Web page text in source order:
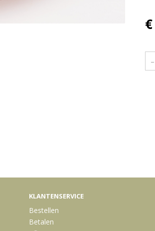
–
KLANTENSERVICE
Bestellen
Betalen